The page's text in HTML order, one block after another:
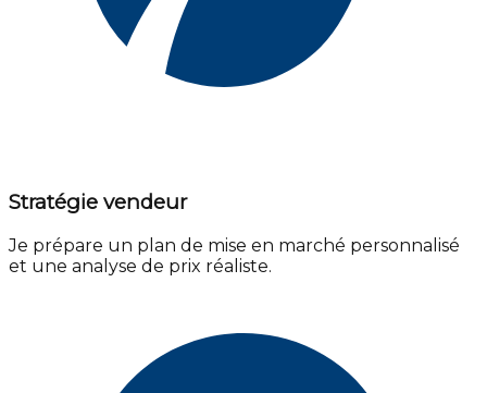
Stratégie vendeur
Je prépare un plan de mise en marché personnalisé
et une analyse de prix réaliste.